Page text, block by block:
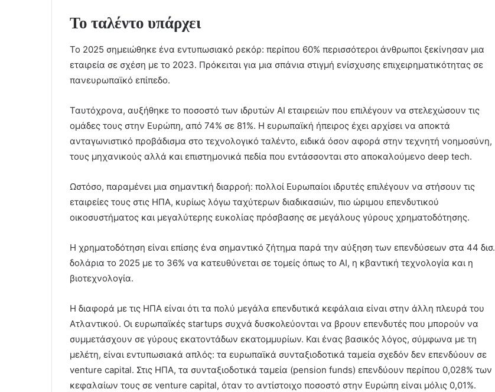
Το ταλέντο υπάρχει
Το 2025 σημειώθηκε ένα εντυπωσιακό ρεκόρ: περίπου 60% περισσότεροι άνθρωποι ξεκίνησαν μια
εταιρεία σε σχέση με το 2023. Πρόκειται για μια σπάνια στιγμή ενίσχυσης επιχειρηματικότητας σε
πανευρωπαϊκό επίπεδο.
Ταυτόχρονα, αυξήθηκε το ποσοστό των ιδρυτών AI εταιρειών που επιλέγουν να στελεχώσουν τις
ομάδες τους στην Ευρώπη, από 74% σε 81%. Η ευρωπαϊκή ήπειρος έχει αρχίσει να αποκτά
ανταγωνιστικό προβάδισμα στο τεχνολογικό ταλέντο, ειδικά όσον αφορά στην τεχνητή νοημοσύνη,
τους μηχανικούς αλλά και επιστημονικά πεδία που εντάσσονται στο αποκαλούμενο deep tech.
Ωστόσο, παραμένει μια σημαντική διαρροή: πολλοί Ευρωπαίοι ιδρυτές επιλέγουν να στήσουν τις
εταιρείες τους στις ΗΠΑ, κυρίως λόγω ταχύτερων διαδικασιών, πιο ώριμου επενδυτικού
οικοσυστήματος και μεγαλύτερης ευκολίας πρόσβασης σε μεγάλους γύρους χρηματοδότησης.
Η χρηματοδότηση είναι επίσης ένα σημαντικό ζήτημα παρά την αύξηση των επενδύσεων στα 44 δισ.
δολάρια το 2025 με το 36% να κατευθύνεται σε τομείς όπως το ΑΙ, η κβαντική τεχνολογία και η
βιοτεχνολογία.
Η διαφορά με τις ΗΠΑ είναι ότι τα πολύ μεγάλα επενδυτικά κεφάλαια είναι στην άλλη πλευρά του
Ατλαντικού. Οι ευρωπαϊκές startups συχνά δυσκολεύονται να βρουν επενδυτές που μπορούν να
συμμετάσχουν σε γύρους εκατοντάδων εκατομμυρίων. Και ένας βασικός λόγος, σύμφωνα με τη
μελέτη, είναι εντυπωσιακά απλός: τα ευρωπαϊκά συνταξιοδοτικά ταμεία σχεδόν δεν επενδύουν σε
venture capital. Στις ΗΠΑ, τα συνταξιοδοτικά ταμεία (pension funds) επενδύουν περίπου 0,028% των
κεφαλαίων τους σε venture capital, όταν το αντίστοιχο ποσοστό στην Ευρώπη είναι μόλις 0,01%.